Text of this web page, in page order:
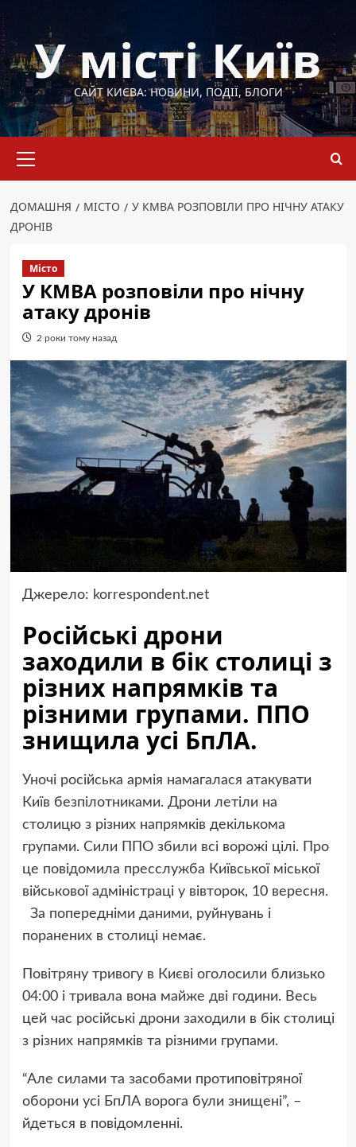
до
вмістуУ місті Київ
САЙТ КИЄВА: НОВИНИ, ПОДІЇ, БЛОГИ
меню
ДОМАШНЯ МІСТО
У КМВА РОЗПОВІЛИ ПРО НІЧНУ АТАКУ
ДРОНІВ
Місто
У КМВА розповіли про нічну
атаку дронів
2 роки тому назад
Джерело: korrespondent.net
Російські дрони
заходили в бік столиці з
різних напрямків та
різними групами. ППО
знищила усі БпЛА.
Уночі російська армія намагалася атакувати
Київ безпілотниками. Дрони летіли на
столицю з різних напрямків декількома
групами. Сили ППО збили всі ворожі цілі. Про
це повідомила пресслужба Київської міської
військової адміністраці у вівторок, 10 вересня.
За попередніми даними, руйнувань і
поранених в столиці немає.
Повітряну тривогу в Києві оголосили близько
04:00 і тривала вона майже дві години. Весь
цей час російські дрони заходили в бік столиці
з різних напрямків та різними групами.
“Але силами та засобами протиповітряної
оборони усі БпЛА ворога були знищені”, –
йдеться в повідомленні.